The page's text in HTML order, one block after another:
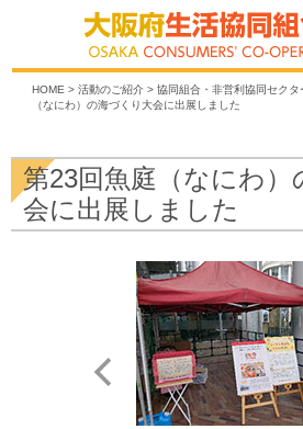
HOME > 活動のご紹介> 協同組合・非営利協同セクタ
（なにわ）の海づくり大会に出展しました
第23回魚庭（なにわ）
会に出展しました